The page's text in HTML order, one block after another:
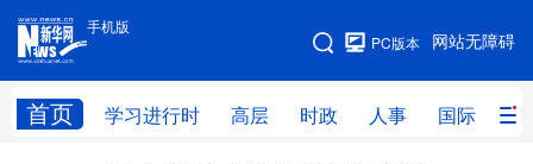
手机版
网站无障碍
PC版本
首页 学习进行时 高层 时政 人事 国际 财
手机版
网站地图